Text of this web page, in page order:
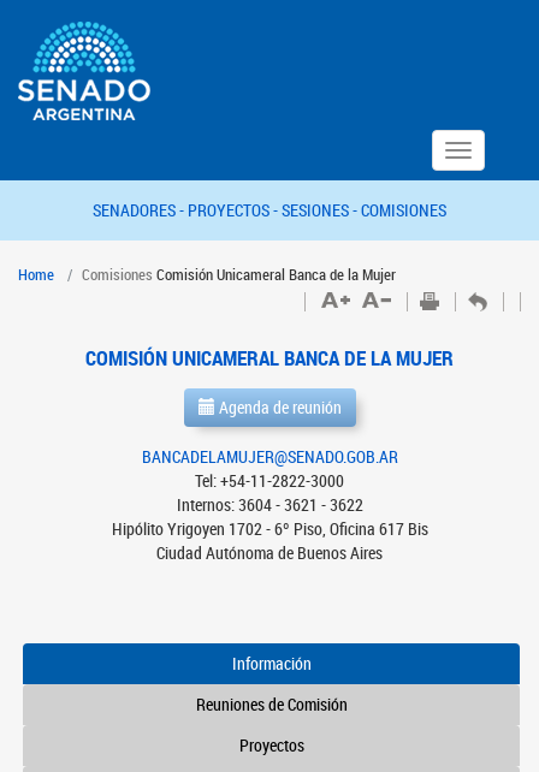
Toggle
navigation
SENADORES - PROYECTOS -SESIONES -COMISIONES
Home Comisiones Comisión Unicameral Banca de la Mujer
COMISIÓN UNICAMERAL BANCA DE LA MUJER
Agenda de reunión
BANCADELAMUJER@SENADO.GOB.AR
Tel: +54-11-2822-3000
Internos: 3604 - 3621 - 3622
Hipólito Yrigoyen 1702 - 6º Piso, Oficina 617 Bis
Ciudad Autónoma de Buenos Aires
Información
Reuniones de Comisión
Proyectos